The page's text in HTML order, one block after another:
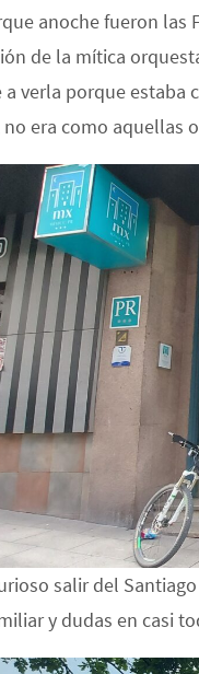
anoche fueron las
de la mítica
a verla porque estaba
era como aquellas
salir del
y dudas en casi